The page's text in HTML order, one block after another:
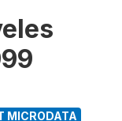
MICRODATA